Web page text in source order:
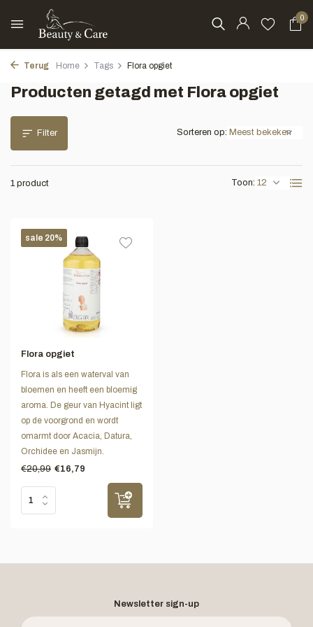
0
Terug Home Tags Flora opgiet
Producten getagd met Flora opgiet
Filter
1 product Toon:
Sorteren op:
sale 20%
Flora opgiet
Flora is als een waterval van
bloemen en heeft een bloemig
aroma. De geur van Hyacint ligt
op de voorgrond en wordt
omarmt door Acacia, Datura,
Orchidee en Jasmijn.
€20,99 €16,79
Newsletter sign-up